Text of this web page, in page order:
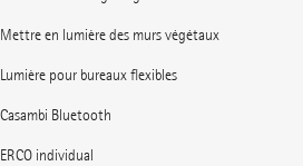
Mettre en lumière des murs végétaux
Lumière pour bureaux flexibles
Casambi Bluetooth
ERCO individual